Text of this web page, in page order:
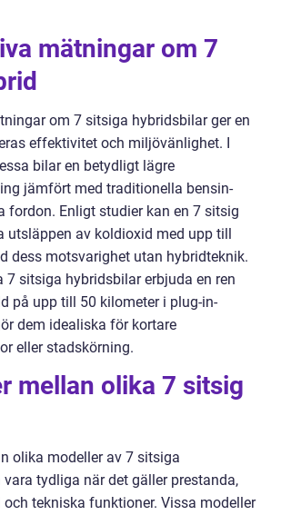
mätningar om 7
om 7 sitsiga hybridsbilar ger en
effektivitet och miljövänlighet. I
bilar en betydligt lägre
jämfört med traditionella bensin-
fordon. Enligt studier kan en 7 sitsig
utsläppen av koldioxid med upp till
dess motsvarighet utan hybridteknik.
7 sitsiga hybridsbilar erbjuda en ren
på upp till 50 kilometer i plug-in-
dem idealiska för kortare
eller stadskörning.
mellan olika 7 sitsig
olika modeller av 7 sitsiga
tydliga när det gäller prestanda,
tekniska funktioner. Vissa modeller